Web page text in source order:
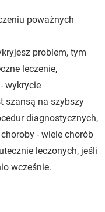
poważnych
problem, tym
leczenie,
wykrycie
szansą na szybszy
diagnostycznych,
- wiele chorób
leczonych, jeśli
wcześnie.